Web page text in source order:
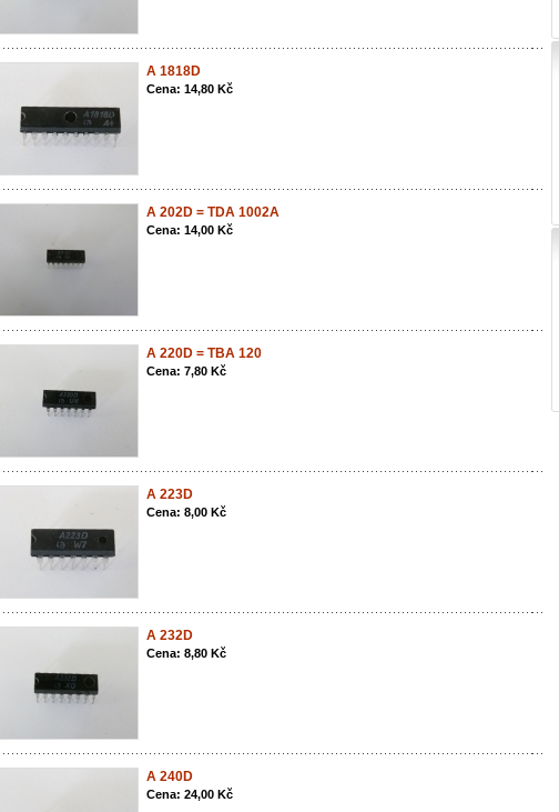
A 1818D
Cena: 14,80 Kč
A 202D = TDA 1002A
Cena: 14,00 Kč
A 220D = TBA 120
Cena: 7,80 Kč
A 223D
Cena: 8,00 Kč
A 232D
Cena: 8,80 Kč
A 240D
Cena: 24,00 Kč